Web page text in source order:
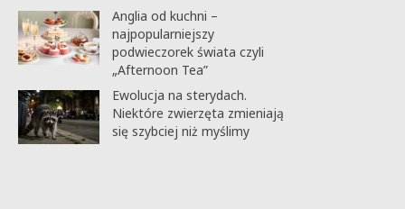
Anglia od kuchni –
najpopularniejszy
podwieczorek świata czyli
„Afternoon Tea”
Ewolucja na sterydach.
Niektóre zwierzęta zmieniają
się szybciej niż myślimy